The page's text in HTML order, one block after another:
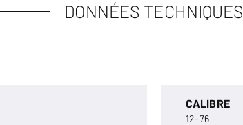
DONNÉES TECHNIQUES
CALIBRE
12-76